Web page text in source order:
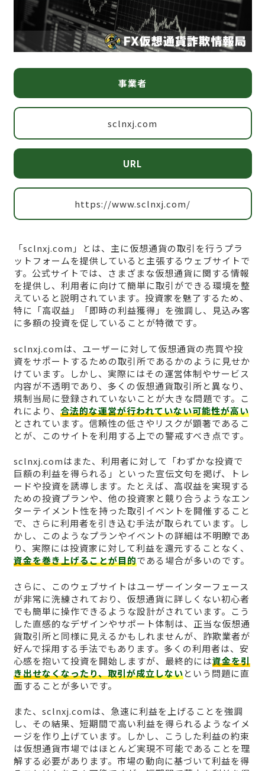
事業者
sclnxj.com
URL
https://www.sclnxj.com/
「sclnxj.com」とは、主に仮想通貨の取引を行うプラ
ットフォームを提供していると主張するウェブサイトで
す。公式サイトでは、さまざまな仮想通貨に関する情報
を提供し、利用者に向けて簡単に取引ができる環境を整
えていると説明されています。投資家を魅了するため、
特に「高収益」「即時の利益獲得」を強調し、見込み客
に多額の投資を促していることが特徴です。
sclnxj.comは、ユーザーに対して仮想通貨の売買や投
資をサポートするための取引所であるかのように見せか
けています。しかし、実際にはその運営体制やサービス
内容が不透明であり、多くの仮想通貨取引所と異なり、
規制当局に登録されていないことが大きな問題です。こ
れにより、 合法的な運営が行われていない可能性が高い
とされています。信頼性の低さやリスクが顕著であるこ
とが、このサイトを利用する上での警戒すべき点です。
sclnxj.comはまた、利用者に対して「わずかな投資で
巨額の利益を得られる」といった宣伝文句を掲げ、トレ
ードや投資を誘導します。たとえば、高収益を実現する
ための投資プランや、他の投資家と競り合うようなエン
ターテイメント性を持った取引イベントを開催すること
で、さらに利用者を引き込む手法が取られています。し
かし、このようなプランやイベントの詳細は不明瞭であ
り、実際には投資家に対して利益を還元することなく、
資金を巻き上げることが目的である場合が多いのです。
さらに、このウェブサイトはユーザーインターフェース
が非常に洗練されており、仮想通貨に詳しくない初心者
でも簡単に操作できるような設計がされています。こう
した直感的なデザインやサポート体制は、正当な仮想通
貨取引所と同様に見えるかもしれませんが、詐欺業者が
好んで採用する手法でもあります。多くの利用者は、安
心感を抱いて投資を開始しますが、最終的には資金を引
き出せなくなったり、取引が成立しないという問題に直
面することが多いです。
また、sclnxj.comは、急速に利益を上げることを強調
し、その結果、短期間で高い利益を得られるようなイメ
ージを作り上げています。しかし、こうした利益の約束
は仮想通貨市場ではほとんど実現不可能であることを理
解する必要があります。市場の動向に基づいて利益を得